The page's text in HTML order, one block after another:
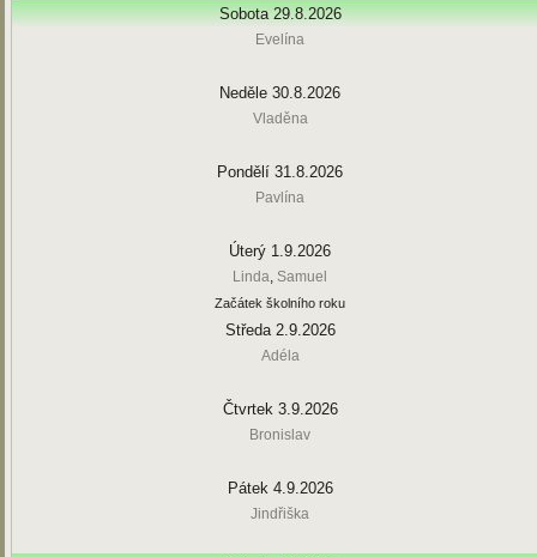
Sobota 29.8.2026
Evelína
Neděle 30.8.2026
Vladěna
Pondělí 31.8.2026
Pavlína
Úterý 1.9.2026
Linda, Samuel
Začátek školního roku
Středa 2.9.2026
Adéla
Čtvrtek 3.9.2026
Bronislav
Pátek 4.9.2026
Jindřiška